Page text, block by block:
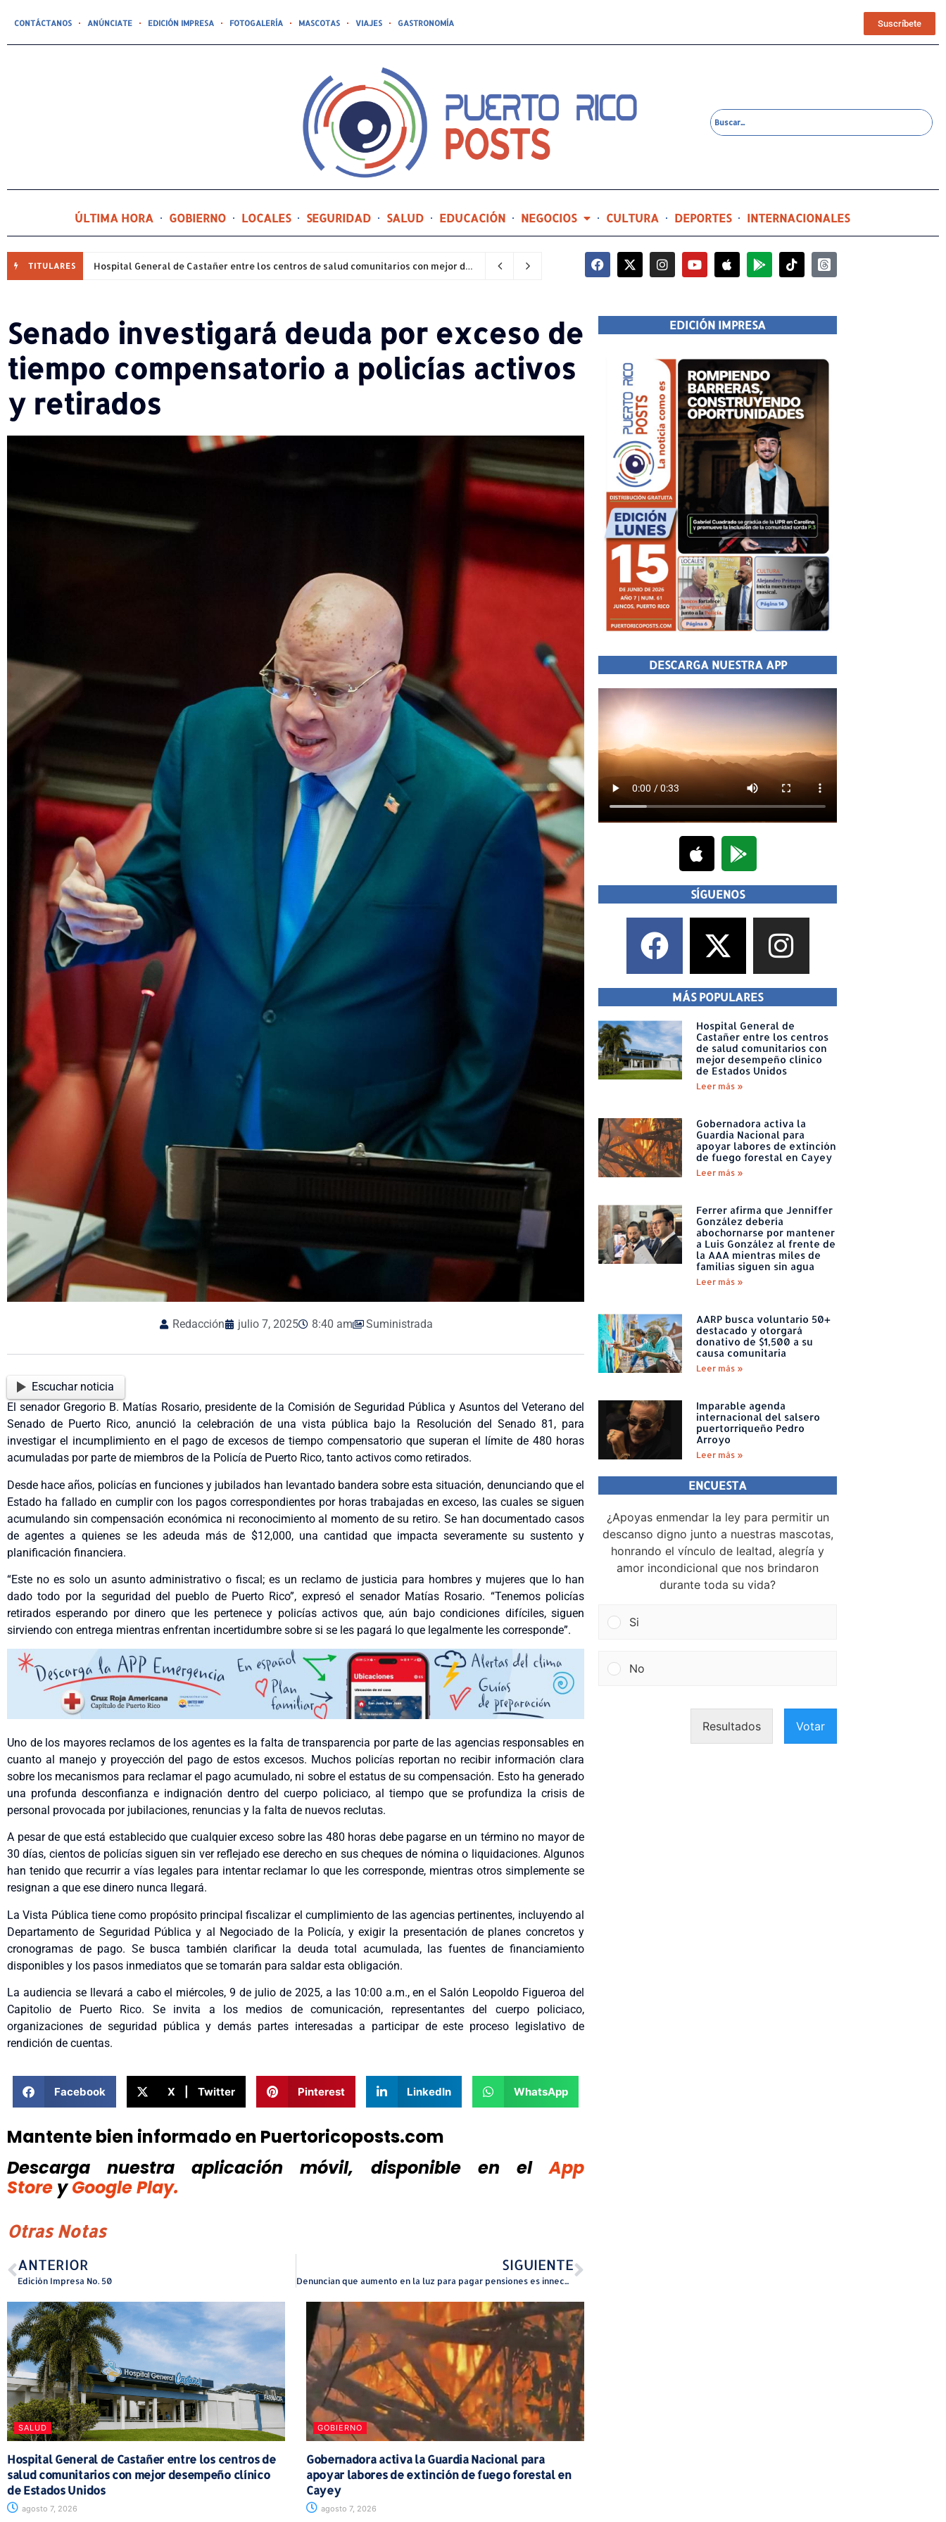
CONTÁCTANOS ANÚNCIATE EDICIÓN IMPRESA FOTOGALERÍA MASCOTAS VIAJES GASTRONOMÍA Suscríbete
ÚLTIMA HORA GOBIERNO LOCALES SEGURIDAD SALUD EDUCACIÓN NEGOCIOS CULTURA DEPORTES INTERNACIONALES
TITULARES Hospital General de Castañer entre los centros de salud comunitarios con mejor desempeño clínico de Estados Unidos 2 días ago
Senado investigará deuda por exceso de
tiempo compensatorio a policías activos
y retirados
Redacción julio 7, 2025 8:40 am Suministrada
Escuchar noticia
El senador Gregorio B. Matías Rosario, presidente de la Comisión de Seguridad Pública y Asuntos del Veterano del
Senado de Puerto Rico, anunció la celebración de una vista pública bajo la Resolución del Senado 81, para
investigar el incumplimiento en el pago de excesos de tiempo compensatorio que superan el límite de 480 horas
acumuladas por parte de miembros de la Policía de Puerto Rico, tanto activos como retirados.
Desde hace años, policías en funciones y jubilados han levantado bandera sobre esta situación, denunciando que el
Estado ha fallado en cumplir con los pagos correspondientes por horas trabajadas en exceso, las cuales se siguen
acumulando sin compensación económica ni reconocimiento al momento de su retiro. Se han documentado casos
de agentes a quienes se les adeuda más de $12,000, una cantidad que impacta severamente su sustento y
planificación financiera.
“Este no es solo un asunto administrativo o fiscal; es un reclamo de justicia para hombres y mujeres que lo han
dado todo por la seguridad del pueblo de Puerto Rico”, expresó el senador Matías Rosario. “Tenemos policías
retirados esperando por dinero que les pertenece y policías activos que, aún bajo condiciones difíciles, siguen
sirviendo con entrega mientras enfrentan incertidumbre sobre si se les pagará lo que legalmente les corresponde”.
Uno de los mayores reclamos de los agentes es la falta de transparencia por parte de las agencias responsables en
cuanto al manejo y proyección del pago de estos excesos. Muchos policías reportan no recibir información clara
sobre los mecanismos para reclamar el pago acumulado, ni sobre el estatus de su compensación. Esto ha generado
una profunda desconfianza e indignación dentro del cuerpo policiaco, al tiempo que se profundiza la crisis de
personal provocada por jubilaciones, renuncias y la falta de nuevos reclutas.
A pesar de que está establecido que cualquier exceso sobre las 480 horas debe pagarse en un término no mayor de
30 días, cientos de policías siguen sin ver reflejado ese derecho en sus cheques de nómina o liquidaciones. Algunos
han tenido que recurrir a vías legales para intentar reclamar lo que les corresponde, mientras otros simplemente se
resignan a que ese dinero nunca llegará.
La Vista Pública tiene como propósito principal fiscalizar el cumplimiento de las agencias pertinentes, incluyendo al
Departamento de Seguridad Pública y al Negociado de la Policía, y exigir la presentación de planes concretos y
cronogramas de pago. Se busca también clarificar la deuda total acumulada, las fuentes de financiamiento
disponibles y los pasos inmediatos que se tomarán para saldar esta obligación.
La audiencia se llevará a cabo el miércoles, 9 de julio de 2025, a las 10:00 a.m., en el Salón Leopoldo Figueroa del
Capitolio de Puerto Rico. Se invita a los medios de comunicación, representantes del cuerpo policiaco,
organizaciones de seguridad pública y demás partes interesadas a participar de este proceso legislativo de
rendición de cuentas.
Facebook X | Twitter Pinterest LinkedIn WhatsApp
Mantente bien informado en Puertoricoposts.com
Descarga nuestra aplicación móvil, disponible
en el
App
Store y Google Play.
Otras Notas
ANTERIOR
Edición Impresa No. 50
SIGUIENTE
Denuncian que aumento en la luz para pagar pensiones es innecesario y un abuso
SALUD
Hospital General de Castañer entre los centros de
salud comunitarios con mejor desempeño clínico
de Estados Unidos
agosto 7, 2026
GOBIERNO
Gobernadora activa la Guardia Nacional para
apoyar labores de extinción de fuego forestal en
Cayey
agosto 7, 2026
EDICIÓN IMPRESA
DESCARGA NUESTRA APP
SÍGUENOS
MÁS POPULARES
Hospital General de
Castañer entre los centros
de salud comunitarios con
mejor desempeño clínico
de Estados Unidos
Leer más »
Gobernadora activa la
Guardia Nacional para
apoyar labores de extinción
de fuego forestal en Cayey
Leer más »
Ferrer afirma que Jenniffer
González debería
abochornarse por mantener
a Luis González al frente de
la AAA mientras miles de
familias siguen sin agua
Leer más »
AARP busca voluntario 50+
destacado y otorgará
donativo de $1,500 a su
causa comunitaria
Leer más »
Imparable agenda
internacional del salsero
puertorriqueño Pedro
Arroyo
Leer más »
ENCUESTA
¿Apoyas enmendar la ley para permitir un
descanso digno junto a nuestras mascotas,
honrando el vínculo de lealtad, alegría y
amor incondicional que nos brindaron
durante toda su vida?
Si
No
Resultados Votar